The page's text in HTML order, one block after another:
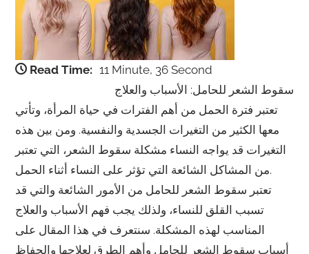
Read Time: 11 Minute, 36 Second
سقوط الشعر للحامل: الأسباب والعلاج
تعتبر فترة الحمل من أهم الفترات في حياة المرأة، وتأتي
معها الكثير من التغيرات الجسدية والنفسية. ومن بين هذه
التغيرات قد يواجه النساء مشكلة سقوط الشعر، التي تعتبر
من المشاكل الشائعة التي تؤثر على النساء أثناء الحمل.
تعتبر سقوط الشعر للحامل من الأمور الشائعة والتي قد
تسبب القلق للنساء، ولذلك يجب فهم الأسباب والعلاج
المناسب لهذه المشكلة. سنتعرف في هذا المقال على
أسباب سقوط الشعر للحامل وأهم الطرق لعلاجها والحفاظ